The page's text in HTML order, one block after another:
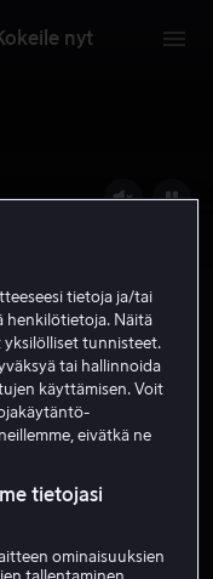
nyt
tietoja ja/tai
henkilötietoja. Näitä
yksilölliset tunnisteet.
tai hallinnoida
käyttämisen. Voit
eivätkä ne
tietojasi
ominaisuuksien
tallentaminen